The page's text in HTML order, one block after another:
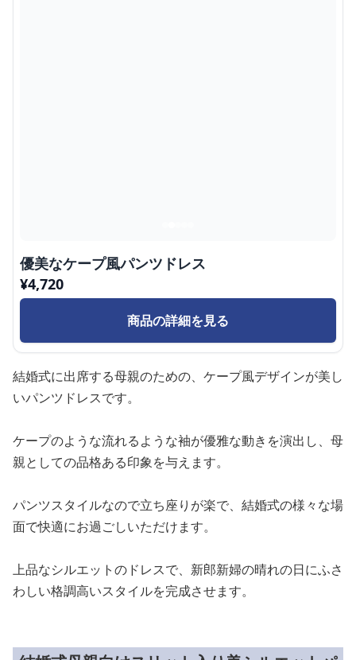
優美なケープ風パンツドレス
¥4,720
商品の詳細を見る
結婚式に出席する母親のための、ケープ風デザインが美し
いパンツドレスです。
ケープのような流れるような袖が優雅な動きを演出し、母
親としての品格ある印象を与えます。
パンツスタイルなので立ち座りが楽で、結婚式の様々な場
面で快適にお過ごしいただけます。
上品なシルエットのドレスで、新郎新婦の晴れの日にふさ
わしい格調高いスタイルを完成させます。